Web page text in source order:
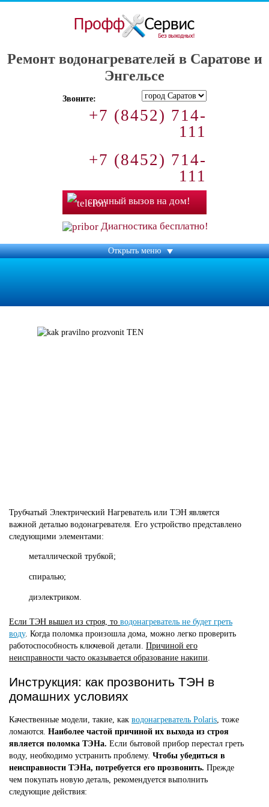
Ремонт водонагревателей в Саратове и
Энгельсе
Звоните:
+7 (8452) 714-
111
+7 (8452) 714-
111
срочный вызов на дом!
Диагностика бесплатно!
Открыть меню
Трубчатый Электрический Нагреватель или ТЭН является
важной деталью водонагревателя. Его устройство представлено
следующими элементами:
металлической трубкой;
спиралью;
диэлектриком.
Если ТЭН вышел из строя, то водонагреватель не будет греть
воду. Когда поломка произошла дома, можно легко проверить
работоспособность ключевой детали. Причиной его
неисправности часто оказывается образование накипи.
Инструкция: как прозвонить ТЭН в
домашних условиях
Качественные модели, такие, как водонагреватель Polaris, тоже
ломаются. Наиболее частой причиной их выхода из строя
является поломка ТЭНа. Если бытовой прибор перестал греть
воду, необходимо устранить проблему. Чтобы убедиться в
неисправности ТЭНа, потребуется его прозвонить. Прежде
чем покупать новую деталь, рекомендуется выполнить
следующие действия: